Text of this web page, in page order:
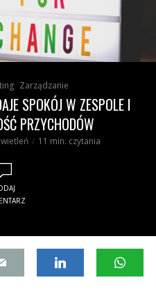
Zarządzanie
SPOKÓJ W ZESPOLE I
PRZYCHODÓW
11 min. czytania